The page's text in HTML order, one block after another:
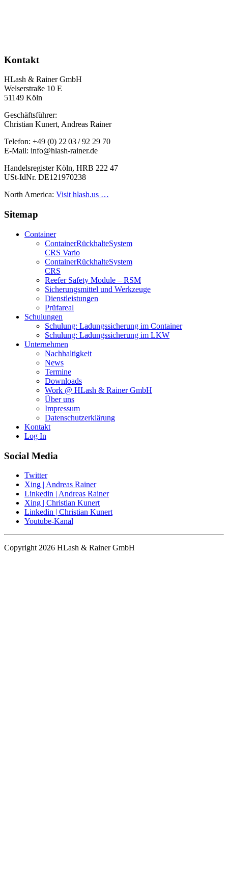
Kontakt
HLash & Rainer GmbH
Welserstraße 10 E
51149 Köln
Geschäftsführer:
Christian Kunert, Andreas Rainer
Telefon: +49 (0) 22 03 / 92 29 70
E-Mail: info@hlash-rainer.de
Handelsregister Köln, HRB 222 47
USt-IdNr. DE121970238
North America: Visit hlash.us …
Sitemap
Container
Container­Rückhalte­System
CRS Vario
Container­Rückhalte­System
CRS
Reefer Safety Module – RSM
Sicherungsmittel und Werkzeuge
Dienstleistungen
Prüfareal
Schulungen
Schulung: Ladungssicherung im Container
Schulung: Ladungssicherung im LKW
Unternehmen
Nachhaltigkeit
News
Termine
Downloads
Work @ HLash & Rainer GmbH
Über uns
Impressum
Datenschutzerklärung
Kontakt
Log In
Social Media
Twitter
Xing | Andreas Rainer
Linkedin | Andreas Rainer
Xing | Christian Kunert
Linkedin | Christian Kunert
Youtube-Kanal
Copyright 2026 HLash & Rainer GmbH